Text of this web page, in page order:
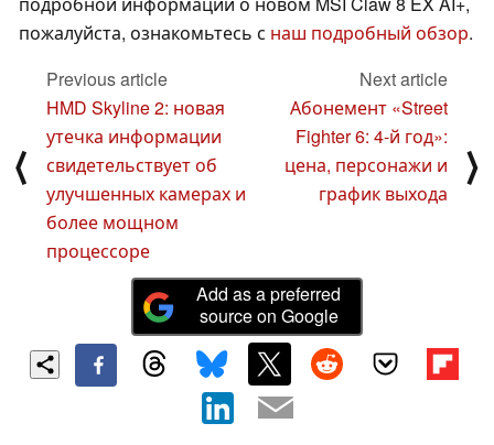
пожалуйста, ознакомьтесь с наш подробный обзор.
⟨
Previous article
HMD Skyline 2: новая
утечка информации
свидетельствует об
улучшенных камерах и
более мощном
процессоре
Next article
Абонемент «Street
Fighter 6: 4-й год»:
цена, персонажи и
график выхода
⟩
Add as a preferred
source on Google